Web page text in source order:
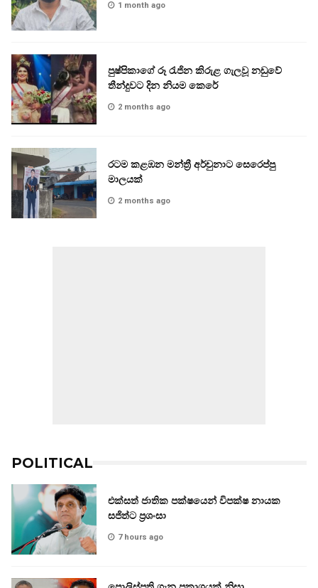
1 month ago
පුෂ්පිකාගේ රූ රැජින කිරුළ ගැලවූ නඩුවේ
තීන්දුවට දින නියම කෙරේ
2 months ago
රටම කළඹන මන්ත්‍රී අර්චුනාට සෙරෙප්පු
මාලයක්
2 months ago
POLITICAL
එක්සත් ජාතික පක්ෂයෙන් විපක්ෂ නායක
සජිත්ට ප්‍රශංසා
7 hours ago